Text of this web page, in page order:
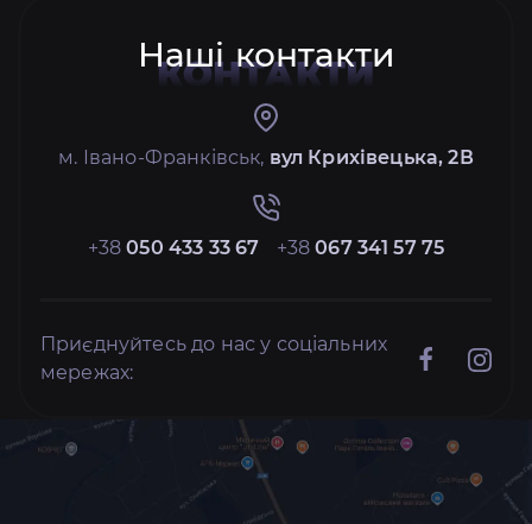
Наші контакти
КОНТАКТИ
м. Івано-Франківськ, вул Крихівецька, 2В
+38050 433 33 67 +38067 341 57 75
Приєднуйтесь до нас у соціальних
мережах: